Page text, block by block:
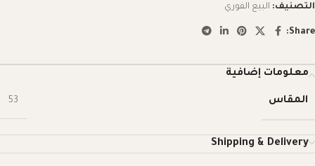
التصنيف: البيع الفوري
Share:
معلومات إضافية
المقاس 53
Shipping & Delivery